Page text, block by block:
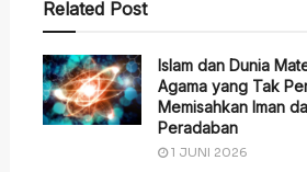
Related Post
Islam dan Dunia
Agama yang Tak
Memisahkan Iman
Peradaban
1 JUNI 2026